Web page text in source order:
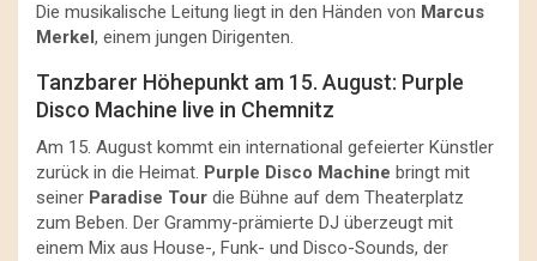
Die musikalische Leitung liegt in den Händen von Marcus
Merkel, einem jungen Dirigenten.
Tanzbarer Höhepunkt am 15. August: Purple
Disco Machine live in Chemnitz
Am 15. August kommt ein international gefeierter Künstler
zurück in die Heimat. Purple Disco Machine bringt mit
seiner Paradise Tour die Bühne auf dem Theaterplatz
zum Beben. Der Grammy-prämierte DJ überzeugt mit
einem Mix aus House-, Funk- und Disco-Sounds, der